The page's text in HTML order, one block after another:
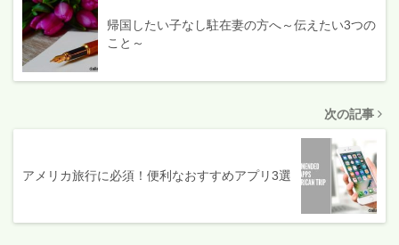
帰国したい子なし駐在妻の方へ～伝えたい3つの
こと～
次の記事
アメリカ旅行に必須！便利なおすすめアプリ3選